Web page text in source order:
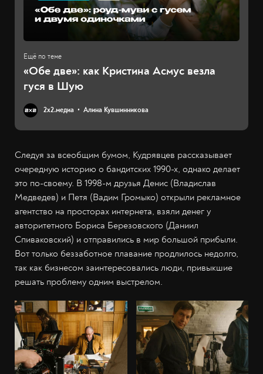
«Обе две»: как Кристина Асмус везла
гуся в Шую
2х2.медиа Алина Кувшинникова
Следуя за всеобщим бумом, Кудрявцев рассказывает
очередную историю о бандитских 1990-х, однако делает
это по-своему. В 1998-м друзья Денис (Владислав
Медведев) и Петя (Вадим Громыко) открыли рекламное
агентство на просторах интернета, взяли денег у
авторитетного Бориса Березовского (Даниил
Спиваковский) и отправились в мир большой прибыли.
Вот только беззаботное плавание продлилось недолго,
так как бизнесом заинтересовались люди, привыкшие
решать проблему одним выстрелом.